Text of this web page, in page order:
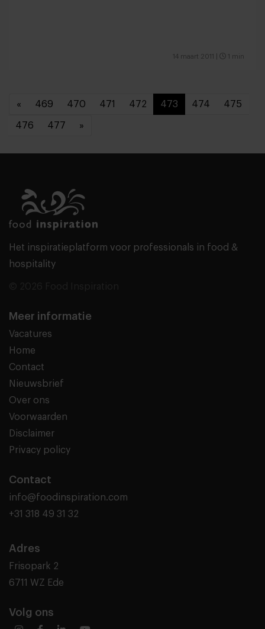
14 maart 2011 1 min
« 469 470 471 472 473 474 475
476 477 »
Het inspiratieplatform voor professionals in food &
hospitality
Meer informatie
Vacatures
Home
Contact
Nieuwsbrief
Over ons
Voorwaarden
Disclaimer
Privacy policy
Contact
info@foodinspiration.com
+31 318 49 31 32
Adres
Frisopark 2
6711 WZ Ede
Volg ons